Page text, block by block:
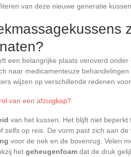
van deze nieuwe generatie
een belangrijke plaats veroverd
naar medicamenteuze
wijzen op verschillende redenen
van een afzuigkap?
van het kussen. Het blijft niet
zelfs op reis. De vorm past zich aan
voor de nek en de bovenrug. Velen
het geheugenfoam dat de druk